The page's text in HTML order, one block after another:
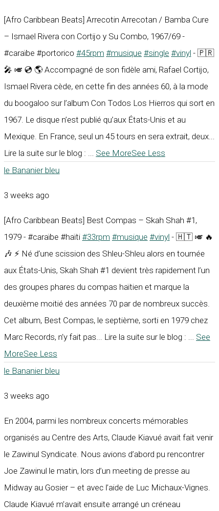
[Afro Caribbean Beats] Arrecotin Arrecotan / Bamba Cure
– Ismael Rivera con Cortijo y Su Combo, 1967/69 -
#caraïbe #portorico #45rpm #musique #single #vinyl - 🇵🇷
🎤 🎺 💿 🌎 Accompagné de son fidèle ami, Rafael Cortijo,
Ismael Rivera cède, en cette fin des années 60, à la mode
du boogaloo sur l’album Con Todos Los Hierros qui sort en
1967. Le disque n’est publié qu’aux États-Unis et au
Mexique. En France, seul un 45 tours en sera extrait, deux...
Lire la suite sur le blog :
See MoreSee Less
le Bananier bleu
3 weeks ago
[Afro Caribbean Beats] Best Compas – Skah Shah #1,
1979 - #caraïbe #haïti #33rpm #musique #vinyl - 🇭🇹 🎺 🔥
🎶 ⚡ Né d’une scission des Shleu-Shleu alors en tournée
aux États-Unis, Skah Shah #1 devient très rapidement l’un
des groupes phares du compas haïtien et marque la
deuxième moitié des années 70 par de nombreux succès.
Cet album, Best Compas, le septième, sorti en 1979 chez
Marc Records, n’y fait pas... Lire la suite sur le blog :
See
MoreSee Less
le Bananier bleu
3 weeks ago
En 2004, parmi les nombreux concerts mémorables
organisés au Centre des Arts, Claude Kiavué avait fait venir
le Zawinul Syndicate. Nous avions d’abord pu rencontrer
Joe Zawinul le matin, lors d’un meeting de presse au
Midway au Gosier – et avec l’aide de Luc Michaux-Vignes.
Claude Kiavué m’avait ensuite arrangé un créneau